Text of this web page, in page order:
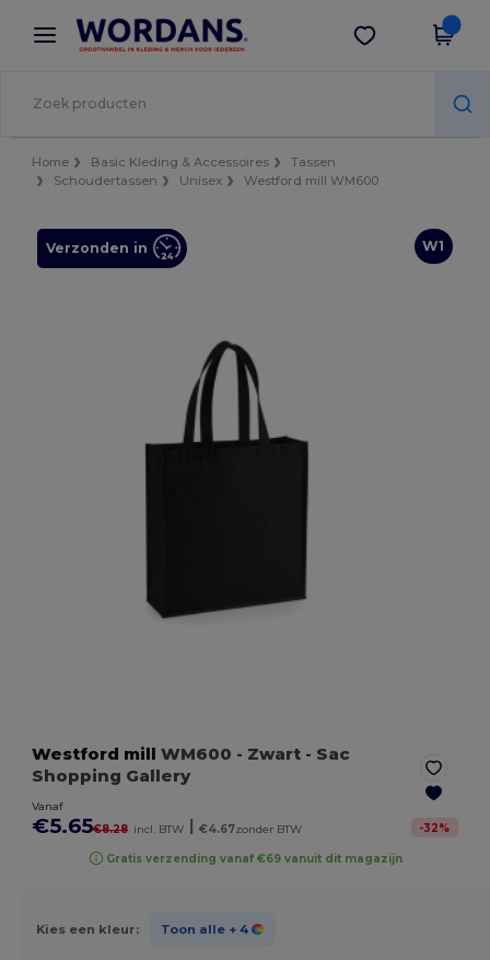
× Wordans-app
Betere prijzen in de app!
Download app
Home Basic Kleding & Accessoires
Tassen
Schoudertassen
Unisex Westford mill WM600
W1
Verzonden in
Westford mill WM600 - Zwart - Sac
Shopping Gallery
Vanaf
€5.65€8.28 incl. BTW | €4.67zonder BTW -32%
Gratis verzending vanaf €69 vanuit dit magazijn
Kies een kleur: Toon alle + 4